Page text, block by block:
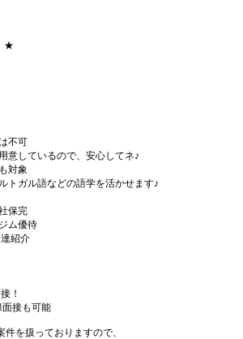
★
不可
意しているので、安心してネ♪
対象
トガル語などの語学を活かせます♪
保完
ム優待
紹介
！
面接も可能
を扱っておりますので、